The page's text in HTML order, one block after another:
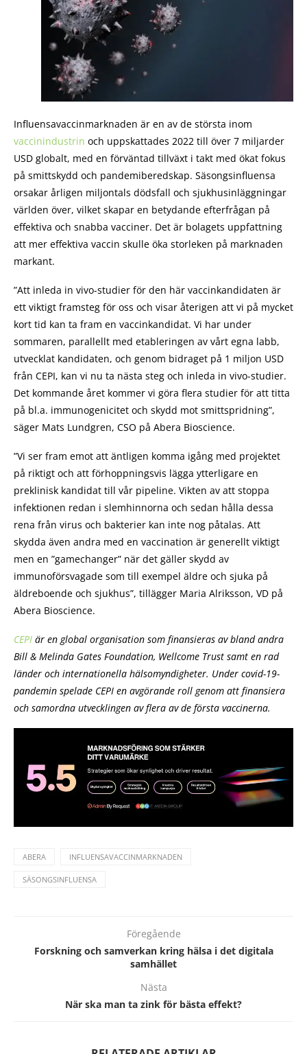
Influensavaccinmarknaden är en av de största inom
vaccinindustrin och uppskattades 2022 till över 7 miljarder
USD globalt, med en förväntad tillväxt i takt med ökat fokus
på smittskydd och pandemiberedskap. Säsongsinfluensa
orsakar årligen miljontals dödsfall och sjukhusinläggningar
världen över, vilket skapar en betydande efterfrågan på
effektiva och snabba vacciner. Det är bolagets uppfattning
att mer effektiva vaccin skulle öka storleken på marknaden
markant.
”Att inleda in vivo-studier för den här vaccinkandidaten är
ett viktigt framsteg för oss och visar återigen att vi på mycket
kort tid kan ta fram en vaccinkandidat. Vi har under
sommaren, parallellt med etableringen av vårt egna labb,
utvecklat kandidaten, och genom bidraget på 1 miljon USD
från CEPI, kan vi nu ta nästa steg och inleda in vivo-studier.
Det kommande året kommer vi göra flera studier för att titta
på bl.a. immunogenicitet och skydd mot smittspridning”,
säger Mats Lundgren, CSO på Abera Bioscience.
”Vi ser fram emot att äntligen komma igång med projektet
på riktigt och att förhoppningsvis lägga ytterligare en
preklinisk kandidat till vår pipeline. Vikten av att stoppa
infektionen redan i slemhinnorna och sedan hålla dessa
rena från virus och bakterier kan inte nog påtalas. Att
skydda även andra med en vaccination är generellt viktigt
men en ”gamechanger” när det gäller skydd av
immunoförsvagade som till exempel äldre och sjuka på
äldreboende och sjukhus”, tillägger Maria Alriksson, VD på
Abera Bioscience.
CEPI är en global organisation som finansieras av bland andra
Bill & Melinda Gates Foundation, Wellcome Trust samt en rad
länder och internationella hälsomyndigheter. Under covid-19-
pandemin spelade CEPI en avgörande roll genom att finansiera
och samordna utvecklingen av flera av de första vaccinerna.
ABERA INFLUENSAVACCINMARKNADEN
SÄSONGSINFLUENSA
Föregående
Forskning och samverkan kring hälsa i det digitala
samhället
Nästa
När ska man ta zink för bästa effekt?